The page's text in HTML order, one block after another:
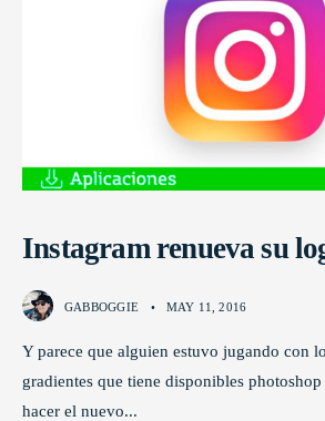
Instagram renueva su
GABBOGGIE • MAY 11, 2016
Y parece que alguien estuvo jugando con
gradientes que tiene disponibles
hacer el nuevo...